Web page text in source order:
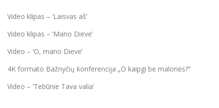
Video klipas – ‘Laisvas aš’
Video klipas – ‘Mano Dieve’
Video – ‘O, mano Dieve’
4K formato Bažnyčių konferencija „O kaipgi be malonės?”
Video – ‘Tebūnie Tava valia’